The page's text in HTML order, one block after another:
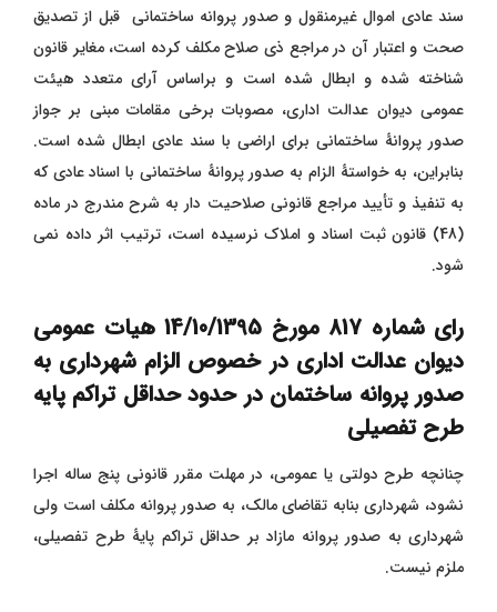
سند عادی اموال غیرمنقول و صدور پروانه ساختمانی قبل از تصدیق
صحت و اعتبار آن در مراجع ذی صلاح مکلف کرده است، مغایر قانون
شناخته شده و ابطال شده است و براساس آرای متعدد هیئت
عمومی دیوان عدالت اداری، مصوبات برخی مقامات مبنی بر جواز
صدور پروانۀ ساختمانی برای اراضی با سند عادی ابطال شده است.
بنابراین، به خواستۀ الزام به صدور پروانۀ ساختمانی با اسناد عادی که
به تنفیذ و تأیید مراجع قانونی صلاحیت دار به شرح مندرج در ماده
(48) قانون ثبت اسناد و املاک نرسیده است، ترتیب اثر داده نمی
شود.
رای شماره
817 مورخ 14/10/1395 هیات عمومی
دیوان عدالت اداری در خصوص الزام شهرداری به
صدور پروانه ساختمان در حدود حداقل تراکم پایه
طرح تفصیلی
چنانچه طرح دولتی یا عمومی، در مهلت مقرر قانونی پنج ساله اجرا
نشود، شهرداری بنابه تقاضای مالک، به صدور پروانه مکلف است ولی
شهرداری به صدور پروانه مازاد بر حداقل تراکم پایۀ طرح تفصیلی،
ملزم نیست.